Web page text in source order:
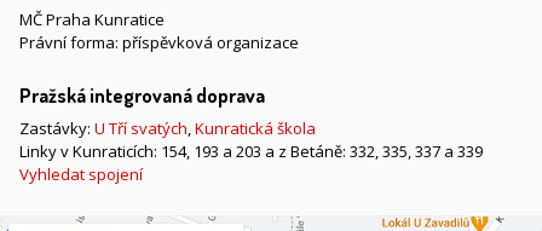
MČ Praha Kunratice
Právní forma: příspěvková organizace
Pražská integrovaná doprava
Zastávky: U Tří svatých,Kunratická škola
Linky v Kunraticích: 154, 193 a 203 a z Betáně: 332, 335, 337 a 339
Vyhledat spojení